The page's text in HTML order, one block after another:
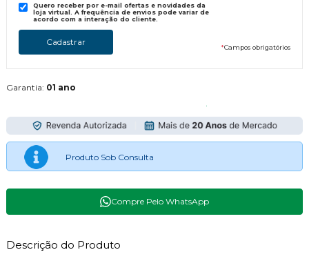
Quero receber por e-mail ofertas e novidades da
loja virtual. A frequência de envios pode variar de
acordo com a interação do cliente.
*Campos obrigatórios
Garantia: 01 ano
Produto Sob Consulta
Compre Pelo WhatsApp
Descrição do Produto